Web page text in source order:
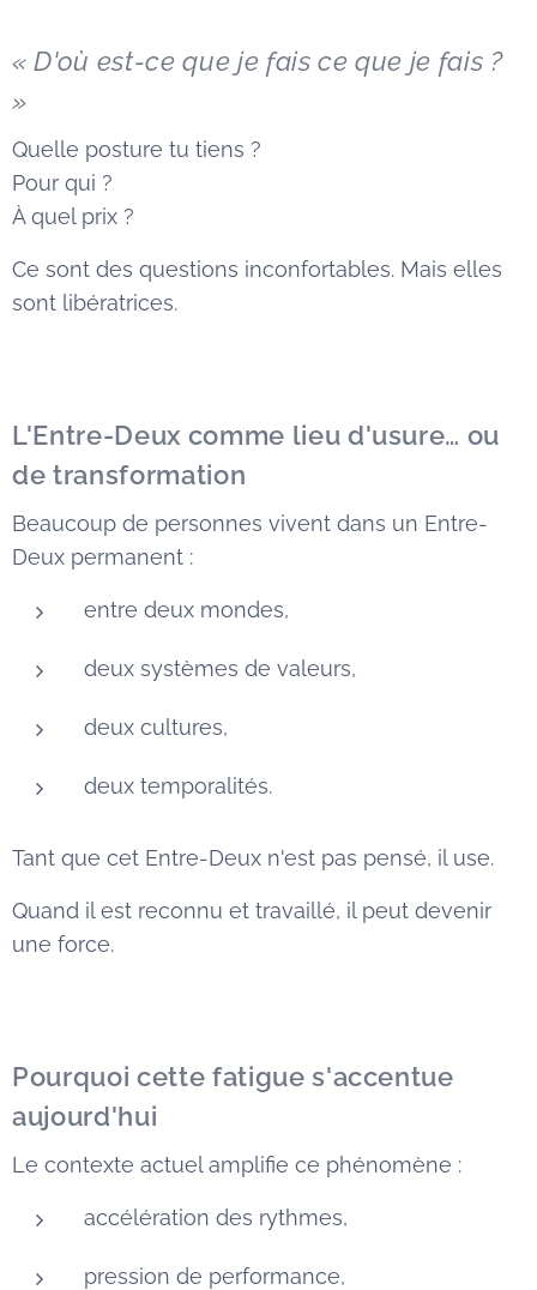
« D'où est-ce que je fais ce que je fais ?
»
Quelle posture tu tiens ?
Pour qui ?
À quel prix ?
Ce sont des questions inconfortables. Mais elles
sont libératrices.
L'Entre-Deux comme lieu d'usure… ou
de transformation
Beaucoup de personnes vivent dans un Entre-
Deux permanent :
entre deux mondes,
deux systèmes de valeurs,
deux cultures,
deux temporalités.
Tant que cet Entre-Deux n'est pas pensé, il use.
Quand il est reconnu et travaillé, il peut devenir
une force.
Pourquoi cette fatigue s'accentue
aujourd'hui
Le contexte actuel amplifie ce phénomène :
accélération des rythmes,
pression de performance,